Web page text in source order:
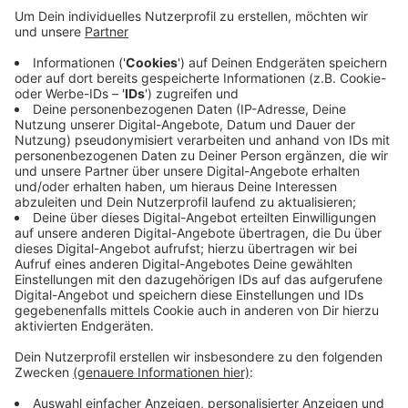
Ein Lastwagenfahrer hat am Morgen einen
Motorradfahrer erfasst. Der Motorradfahrer ist
gestürzt, er ist verletzt. Trümmerteile des Motorrades
sind über die Fahrbahn verteilt. Die Polizei sichert
Spuren und anschließend räumen die Einsatzkräfte die
Fahrbahn auf. Die Polizei führt den Verkehr an der
Unfallstelle vorbei, kurzfristig haben Sie zwischen
Appelhülsen und Bösensell wieder komplett freie
Fahrt.
Anzeige